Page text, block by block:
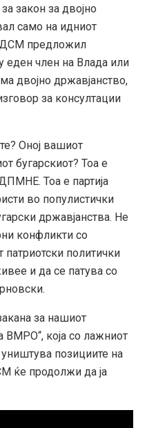
закон за двојно
само на идниот
предложил
еден член на Влада или
двојно државјанство,
за консултации
Оној вашиот
бугарскиот? Тоа е
Тоа е партија
во популистички
државјанства. Не
конфликти со
патриотски политички
и да се патува со
за нашиот
ВМРО“, која со лажниот
позициите на
ќе продолжи да ја